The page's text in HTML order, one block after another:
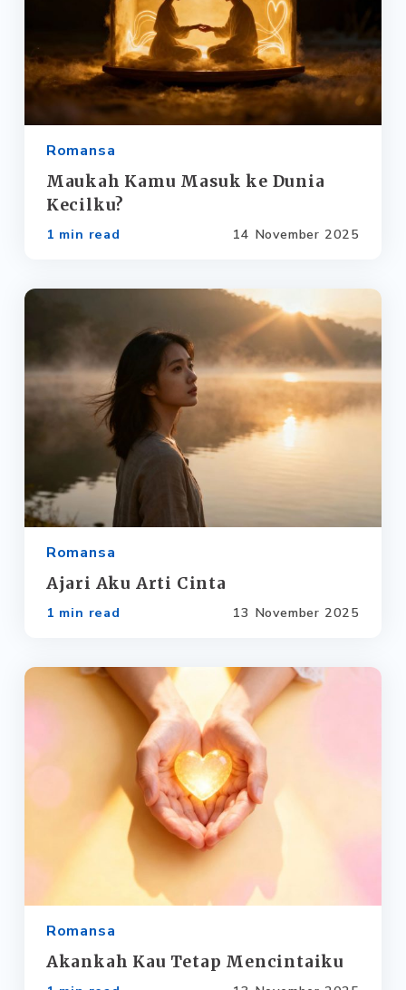
Romansa
Maukah Kamu Masuk ke Dunia
Kecilku?
1 min read 14 November 2025
Romansa
Ajari Aku Arti Cinta
1 min read 13 November 2025
Romansa
Akankah Kau Tetap Mencintaiku